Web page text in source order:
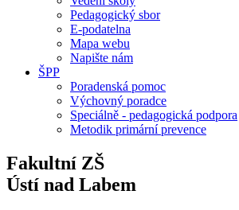
Pedagogický sbor
E-podatelna
Mapa webu
Napište nám
ŠPP
Poradenská pomoc
Výchovný poradce
Speciálně - pedagogická podpora
Metodik primární prevence
Fakultní ZŠ
Ústí nad Labem